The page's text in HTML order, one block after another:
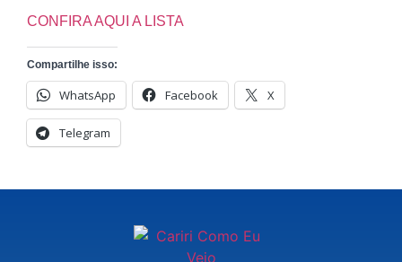
CONFIRA AQUI A LISTA
Compartilhe isso:
WhatsApp Facebook X
Telegram